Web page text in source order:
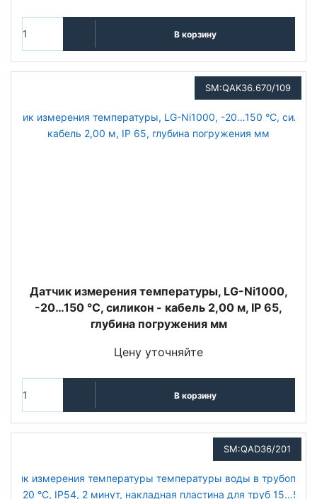
В корзину
SM:QAK36.670/109
Датчик измерения температуры, LG-Ni1000,
-20…150 °C, силикон - кабель 2,00 м, IP 65,
глубина погружения мм
Цену уточняйте
В корзину
SM:QAD36/201